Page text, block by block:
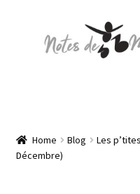
Jackets
Home Blog
Les
Décembre)